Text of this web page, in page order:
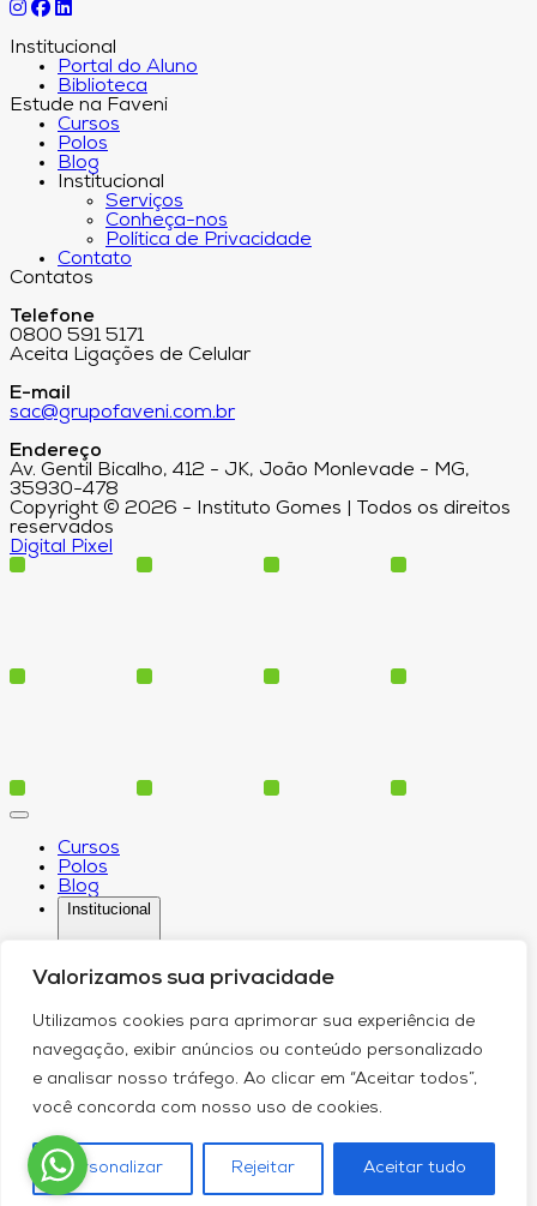
Valorizamos sua privacidade
Utilizamos cookies para aprimorar sua experiência de
navegação, exibir anúncios ou conteúdo personalizado
e analisar nosso tráfego. Ao clicar em “Aceitar todos”,
você concorda com nosso uso de cookies.
Personalizar Rejeitar Aceitar tudo
Institucional
Portal do Aluno
Biblioteca
Estude na Faveni
Cursos
Polos
Blog
Institucional
Serviços
Conheça-nos
Política de Privacidade
Contato
Contatos
Telefone
0800 591 5171
Aceita Ligações de Celular
E-mail
sac@grupofaveni.com.br
Endereço
Av. Gentil Bicalho, 412 - JK, João Monlevade - MG,
35930-478
Copyright © 2026 - Instituto Gomes | Todos os direitos
reservados
Digital Pixel
Cursos
Polos
Blog
Institucional
Serviços
Conheça-nos
Política de Privacidade
Contato